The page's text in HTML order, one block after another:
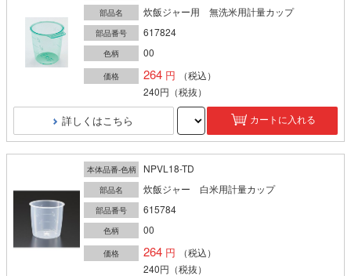
部品名 炊飯ジャー用 無洗米用計量カップ
部品番号 617824
色柄 00
価格 264
（税込）
240円 （税抜）
詳しくはこちら カートに入れる
本体品番-色柄 NPVL18-TD
部品名 炊飯ジャー 白米用計量カップ
部品番号 615784
色柄 00
価格 264
（税込）
240円 （税抜）